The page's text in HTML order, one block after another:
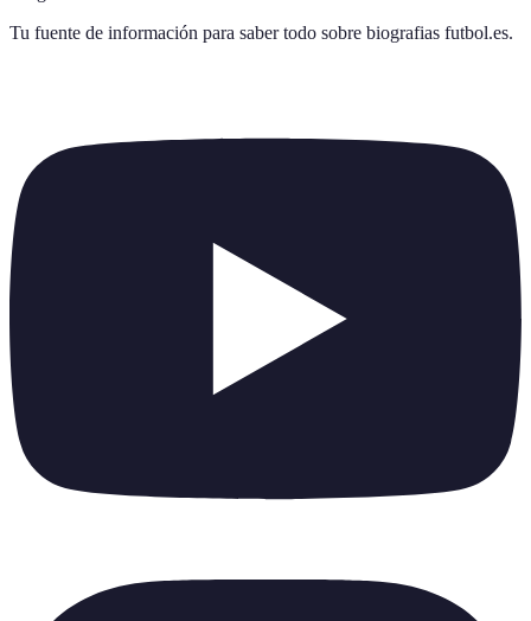
Tu fuente de información para saber todo sobre biografias futbol.es.